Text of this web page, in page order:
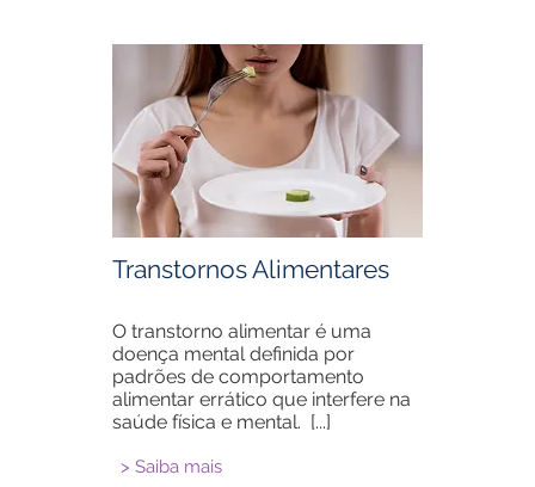
Transtornos Alimentares
O transtorno alimentar é uma
doença mental definida por
padrões de comportamento
alimentar errático que interfere na
saúde física e mental. [...]
> Saiba mais